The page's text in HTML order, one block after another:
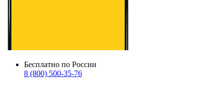
Бесплатно по России
8 (800) 500-35-76